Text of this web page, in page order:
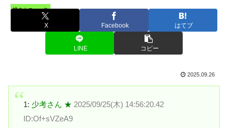
憤まんニュース
X Facebook はてブ
LINE コピー
2025.09.26
1: 少考さん ★ 2025/09/25(木) 14:56:20.42
ID:Of+sVZeA9